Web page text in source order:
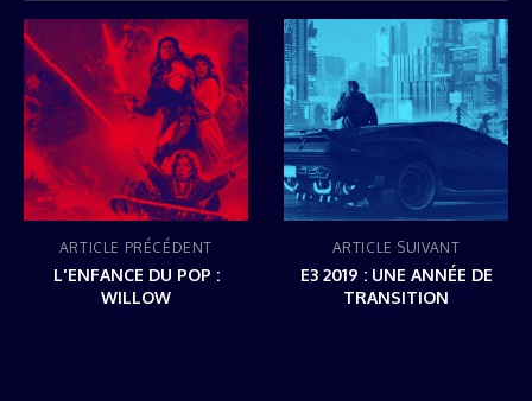
ARTICLE PRÉCÉDENT
L'ENFANCE DU POP :
WILLOW
ARTICLE SUIVANT
E3 2019 : UNE ANNÉE DE
TRANSITION